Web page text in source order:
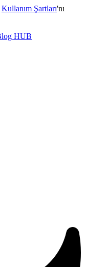
Kullanım Şartları'nı